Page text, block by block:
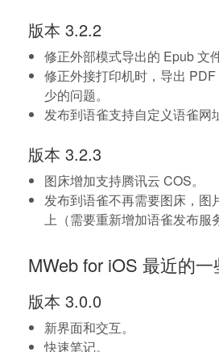
版本 3.2.2
修正外部模式导出的 Epub 文
修正外接打印机时，导出
少的问题。
发布到语雀支持自定义语雀网
版本 3.2.3
图床增加支持腾讯云 COS。
发布到语雀不再需要图床，图
上（需要重新增加语雀发布服
MWeb for iOS 最近的一
版本 3.0.0
新界面和交互。
快速笔记。